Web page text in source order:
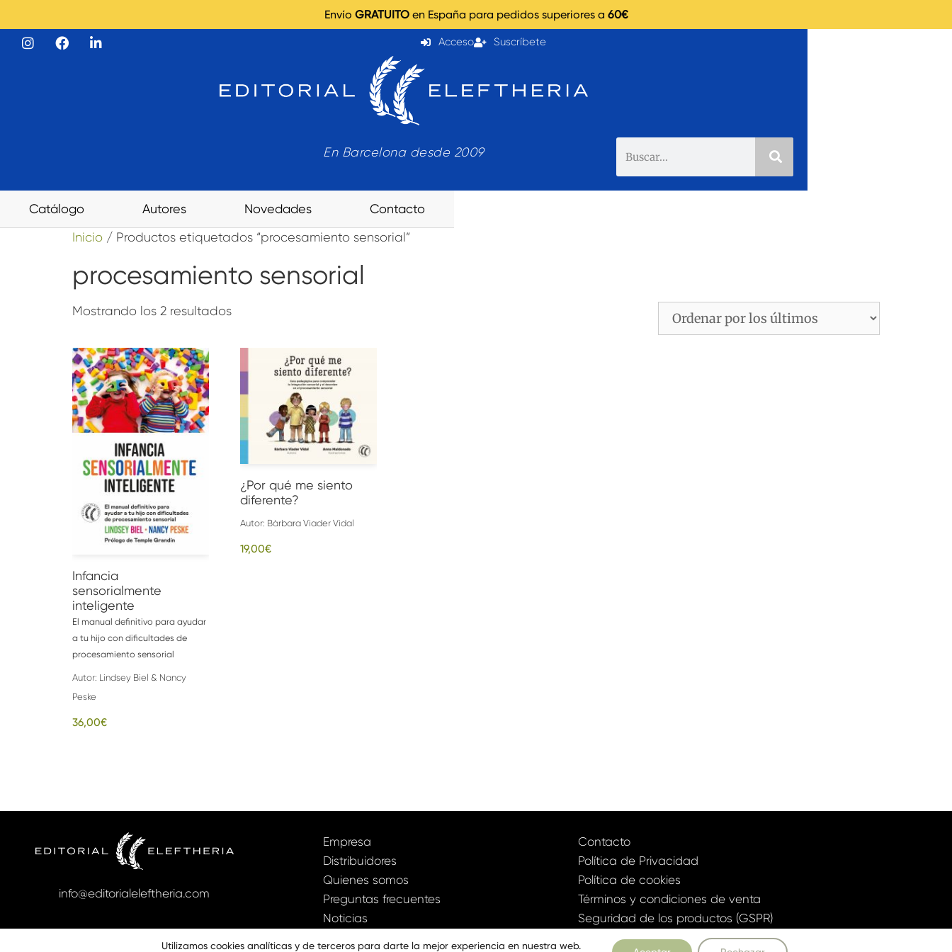
Envío GRATUITOen España para pedidos superiores a 60€
Acceso Suscríbete
En Barcelona desde 2009
Catálogo Autores Novedades Contacto
Inicio / Productos etiquetados “procesamiento sensorial”
procesamiento sensorial
Mostrando los 2 resultados
Infancia
sensorialmente
inteligente
El manual definitivo para ayudar
a tu hijo con dificultades de
procesamiento sensorial
Autor: Lindsey Biel & Nancy
Peske
36,00€
¿Por qué me siento
diferente?
Autor: Bàrbara Viader Vidal
19,00€
info@editorialeleftheria.com
Empresa
Distribuidores
Quienes somos
Preguntas frecuentes
Noticias
Contacto
Política de Privacidad
Política de cookies
Términos y condiciones de venta
Seguridad de los productos (GSPR)
Página web diseñada por:Allegoria Studio
Utilizamos cookies analíticas y de terceros para darte la mejor experiencia en nuestra web.